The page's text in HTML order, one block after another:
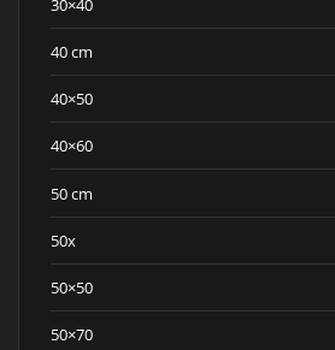
40 cm
40×50
40×60
50 cm
50x
50×50
50×70